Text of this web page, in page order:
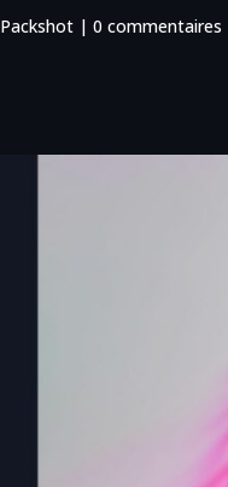
Packshot |0 commentaires